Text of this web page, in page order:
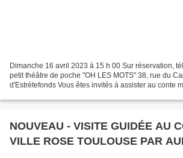
Dimanche 16 avril 2023 à 15 h 00 Sur réservation,
petit théâtre de poche "OH LES MOTS" 38, rue du
d'Estrétefonds Vous êtes invités à assister au conte
NOUVEAU - VISITE GUIDÉE AU
VILLE ROSE TOULOUSE PAR